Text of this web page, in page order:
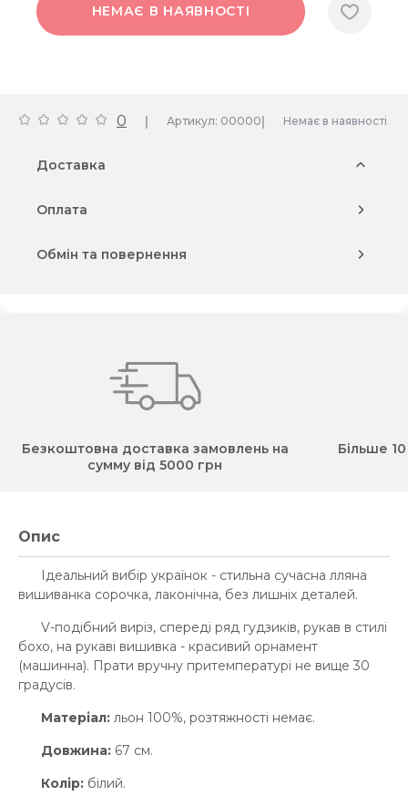
НЕМАЄ В НАЯВНОСТІ
0 | Артикул: 00000| Немає в наявності
Доставка
Оплата
Обмін та повернення
Безкоштовна доставка замовлень на
сумму від 5000 грн
Більше
Опис
Ідеальний вибір українок - стильна сучасна лляна
вишиванка сорочка, лаконічна, без лишніх деталей.
V-подібний виріз, спереді ряд гудзиків, рукав в стилі
бохо, на рукаві вишивка - красивий орнамент
(машинна). Прати вручну притемпературі не вище 30
градусів.
Матеріал: льон 100%, розтяжності немає.
Довжина: 67 см.
Колір: білий.